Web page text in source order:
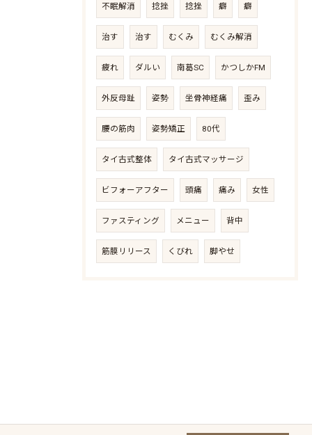
不眠解消 捻挫 捻挫 癖 癖
治す 治す むくみ むくみ解消
疲れ ダルい 南葛SC かつしかFM
外反母趾 姿勢 坐骨神経痛 歪み
腰の筋肉 姿勢矯正 80代
タイ古式整体 タイ古式マッサージ
ビフォーアフター 頭痛 痛み 女性
ファスティング メニュー 背中
筋膜リリース くびれ 脚やせ